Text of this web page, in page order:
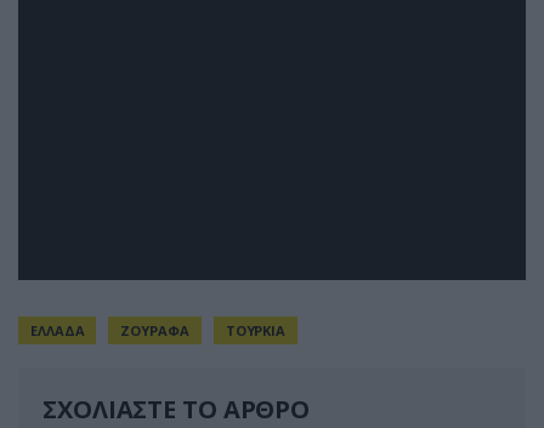
ΕΛΛΑΔΑ ΖΟΥΡΑΦΑ ΤΟΥΡΚΙΑ
ΣΧΟΛΙΑΣΤΕ ΤΟ ΑΡΘΡΟ